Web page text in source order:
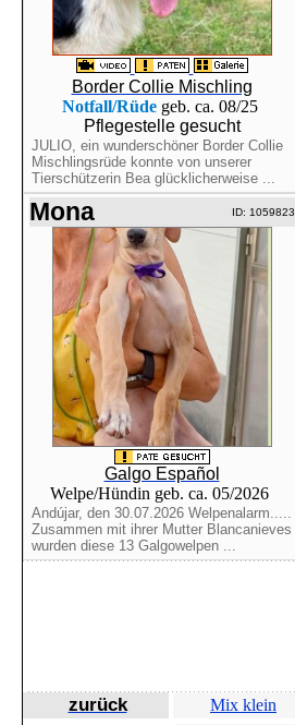
Border Collie Mischling
Notfall/Rüdegeb. ca. 08/25
Pflegestelle gesucht
JULIO, ein wunderschöner Border Collie
Mischlingsrüde konnte von unserer
Tierschützerin Bea glücklicherweise ...
Mona ID: 1059823
Galgo Español
Welpe/Hündin geb. ca. 05/2026
Andújar, den 30.07.2026 Welpenalarm.....
Zusammen mit ihrer Mutter Blancanieves
wurden diese 13 Galgowelpen ...
zurück Mix klein